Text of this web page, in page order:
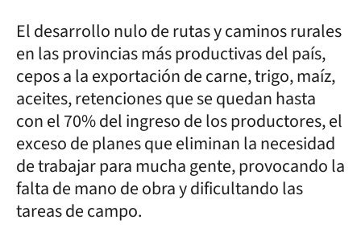
El desarrollo nulo de rutas y caminos rurales
en las provincias más productivas del país,
cepos a la exportación de carne, trigo, maíz,
aceites, retenciones que se quedan hasta
con el 70% del ingreso de los productores, el
exceso de planes que eliminan la necesidad
de trabajar para mucha gente, provocando la
falta de mano de obra y dificultando las
tareas de campo.